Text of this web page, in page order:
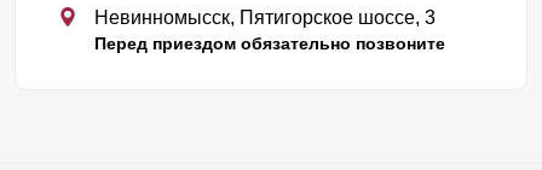
Невинномысск, Пятигорское шоссе, 3
Перед приездом обязательно позвоните